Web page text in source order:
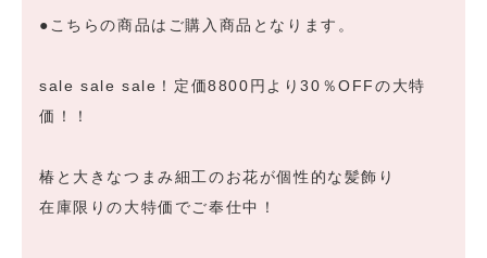
●こちらの商品はご購入商品となります。
sale sale sale！定価8800円より30％OFFの大特
価！！
椿と大きなつまみ細工のお花が個性的な髪飾り
在庫限りの大特価でご奉仕中！